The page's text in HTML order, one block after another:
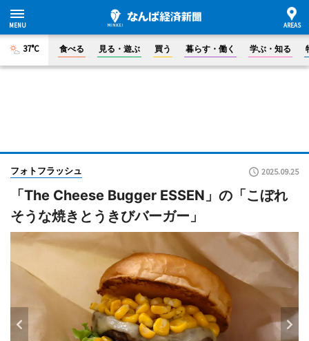
37°C 食べる 見る・遊ぶ 買う 暮らす・働く 学ぶ・知る
フォトフラッシュ 2025.09.25
「The Cheese Bugger ESSEN」の「こぼれ
そうな焼きとうきびバーガー」